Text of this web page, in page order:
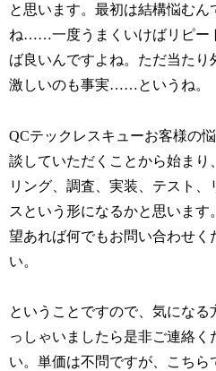
と思います。最初は結構悩むん
ね……一度うまくいけばリピー
ば良いんですよね。ただ当たり
激しいのも事実……というね。
QCテックレスキューお客様の
談していただくことから始まり
リング、調査、実装、テスト、
スという形になるかと思います
望あれば何でもお問い合わせく
い。
ということですので、気になる
っしゃいましたら是非ご連絡く
い。単価は不問ですが、こちら